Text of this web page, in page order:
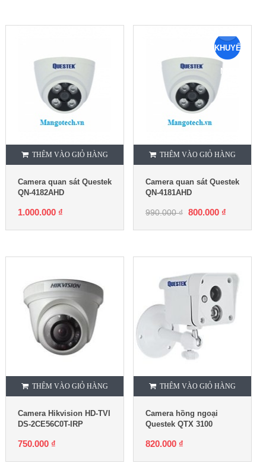
THÊM VÀO GIỎ HÀNG
Camera quan sát Questek
QN-4182AHD
1.000.000 ₫
KHUYẾN
THÊM VÀO GIỎ HÀNG
Camera quan sát Questek
QN-4181AHD
990.000₫ 800.000 ₫
THÊM VÀO GIỎ HÀNG
Camera Hikvision HD-TVI
DS-2CE56C0T-IRP
750.000 ₫
THÊM VÀO GIỎ HÀNG
Camera hồng ngoại
Questek QTX 3100
820.000 ₫